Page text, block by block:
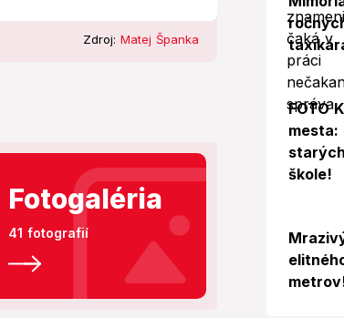
Zdroj: Matej Španka
Fotogaléria
41 fotografií
FOTO
mesta:
škole!